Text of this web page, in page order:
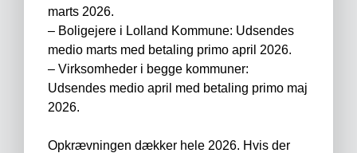
marts 2026.
– Boligejere i Lolland Kommune: Udsendes
medio marts med betaling primo april 2026.
– Virksomheder i begge kommuner:
Udsendes medio april med betaling primo maj
2026.
Opkrævningen dækker hele 2026. Hvis der